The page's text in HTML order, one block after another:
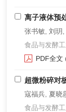
离子液体预
张书敏, 刘玥
食品与发酵
PDF全文
超微粉碎对
寇福兵, 夏晓
食品与发酵